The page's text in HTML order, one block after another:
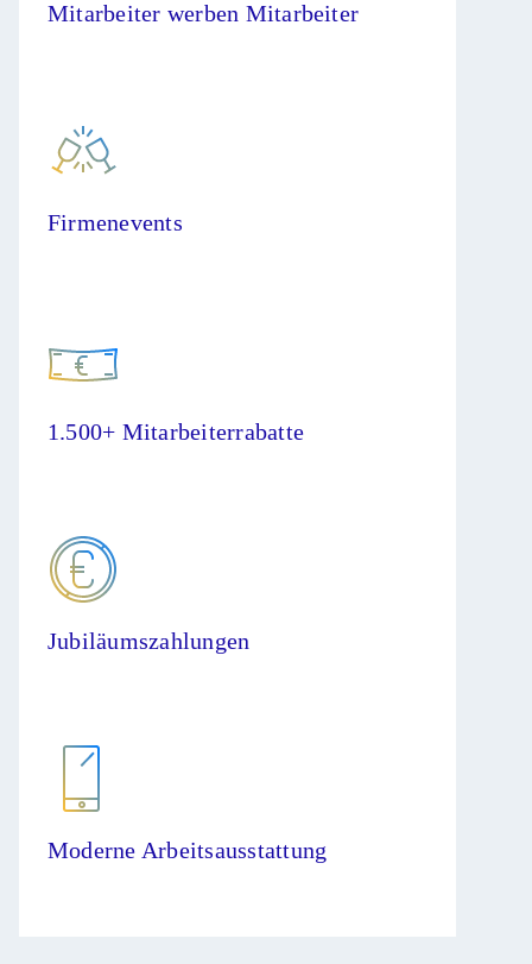
Mitarbeiter werben Mitarbeiter
Firmenevents
1.500+ Mitarbeiterrabatte
Jubiläumszahlungen
Moderne Arbeitsausstattung